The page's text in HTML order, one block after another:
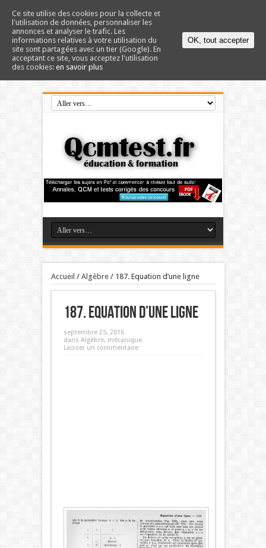
Accueil / Algèbre/ 187. Equation d’une ligne
187. Equation d’une ligne
septembre 25, 2016
dans Algèbre, mécanique
Laisser un commentaire
Ce site utilise des cookies pour la collecte et
l'utilisation de données, personnaliser les
annonces et analyser le trafic. Les
informations relatives à votre utilisation du
site sont partagées avec un tier (Google). En
acceptant ce site, vous acceptez l'utilisation
des cookies: en savoir plus
OK, tout accepter